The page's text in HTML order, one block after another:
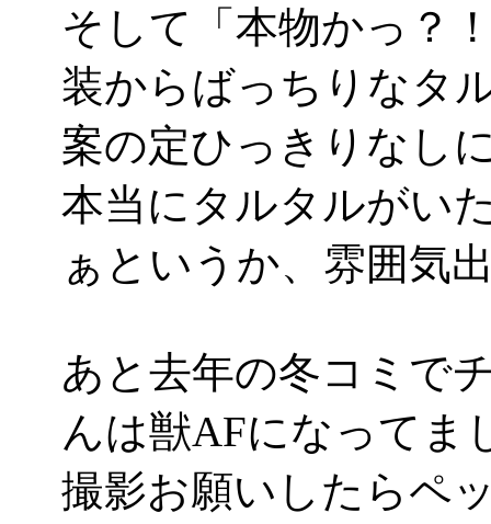
そして「本物かっ？
装からばっちりなタ
案の定ひっきりなし
本当にタルタルがい
ぁというか、雰囲気
あと去年の冬コミで
んは獣AFになってま
撮影お願いしたらペ